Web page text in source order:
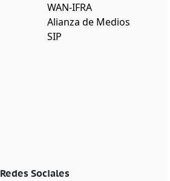
WAN-IFRA
Alianza de Medios
SIP
Redes Sociales